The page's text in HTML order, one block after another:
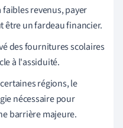
revenus, payer
être un fardeau financier.
des fournitures scolaires
à l'assiduité.
régions, le
nécessaire pour
barrière majeure.